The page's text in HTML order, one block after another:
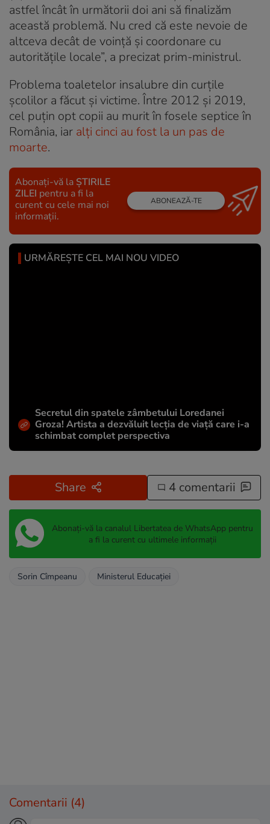
astfel încât în următorii doi ani să finalizăm
această problemă. Nu cred că este nevoie de
altceva decât de voință și coordonare cu
autoritățile locale”, a precizat prim-ministrul.
Problema toaletelor insalubre din curțile
școlilor a făcut și victime. Între 2012 și 2019,
cel puțin opt copii au murit în fosele septice în
România, iar alți cinci au fost la un pas de
moarte.
Abonați-vă la ȘTIRILE
ZILEI pentru a fi la
curent cu cele mai noi
informații.
ABONEAZĂ-TE
URMĂREȘTE CEL MAI NOU VIDEO
Secretul din spatele zâmbetului Loredanei
Groza! Artista a dezvăluit lecția de viață care i-a
schimbat complet perspectiva
Share 4 comentarii
Abonați-vă la canalul Libertatea de WhatsApp pentru
a fi la curent cu ultimele informații
Sorin Cîmpeanu Ministerul Educaţiei
Comentarii (4)